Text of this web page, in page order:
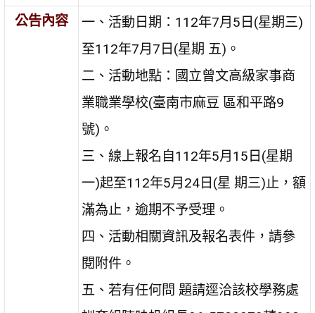
公告內容
一、活動日期：112年7月5日(星期三)
至112年7月7日(星期 五)。
二、活動地點：國立曾文高級家事商
業職業學校(臺南市麻豆 區和平路9
號)。
三、線上報名自112年5月15日(星期
一)起至112年5月24日(星 期三)止，額
滿為止，逾期不予受理。
四、活動相關資訊及報名表件，請參
閱附件。
五、若有任何問 題請逕洽該校學務處